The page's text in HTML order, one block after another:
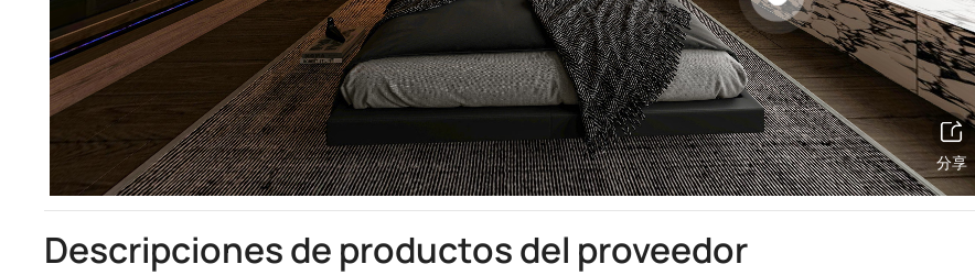
Descripciones de productos del proveedor